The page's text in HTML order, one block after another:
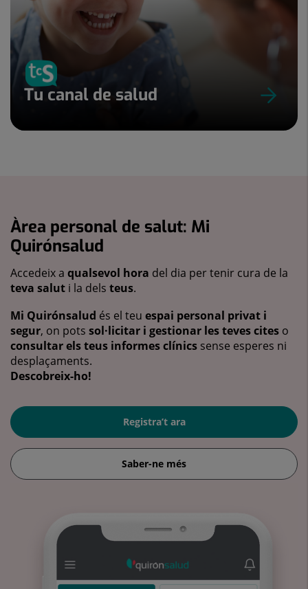
Tu canal de salud
Àrea personal de salut: Mi
Quirónsalud
Accedeix a qualsevol hora del dia per tenir cura de la
teva salut i la dels teus.
Mi Quirónsalud és el teu espai personal privat i
segur, on pots sol·licitar i gestionar les teves cites o
consultar els teus informes clínics sense esperes ni
desplaçaments.
Descobreix-ho!
Registra’t ara
Saber-ne més